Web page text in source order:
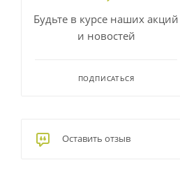
Будьте в курсе наших акций
и новостей
ПОДПИСАТЬСЯ
Оставить отзыв